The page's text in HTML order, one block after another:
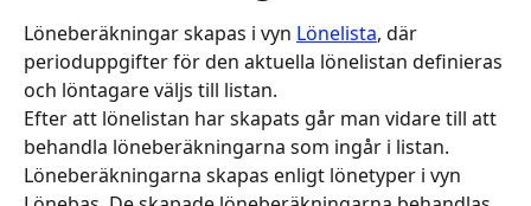
Löneberäkningar skapas i vyn Lönelista, där
perioduppgifter för den aktuella lönelistan definieras
och löntagare väljs till listan.
Efter att lönelistan har skapats går man vidare till att
behandla löneberäkningarna som ingår i listan.
Löneberäkningarna skapas enligt lönetyper i vyn